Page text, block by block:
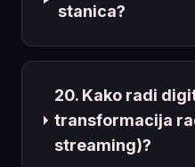
stanica?
20. Kako radi
transformacija
streaming)?